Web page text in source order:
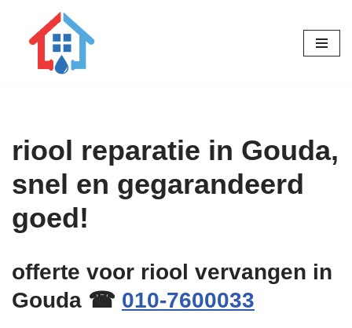
riool reparatie in Gouda,
snel en gegarandeerd
goed!
offerte voor riool vervangen in
Gouda ☎ 010-7600033